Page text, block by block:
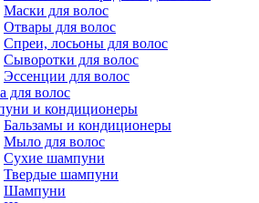
Маски для волос
Отвары для волос
Спреи, лосьоны для волос
Сыворотки для волос
Эссенции для волос
для волос
и кондиционеры
Бальзамы и кондиционеры
Мыло для волос
Сухие шампуни
Твердые шампуни
Шампуни